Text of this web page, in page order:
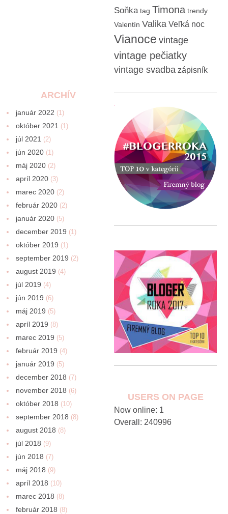
Soňka tag Timona trendy
Valentín Valika Veľká noc
Vianoce vintage
vintage pečiatky
vintage svadba zápisník
ARCHÍV
január 2022 (1)
október 2021 (1)
júl 2021 (2)
jún 2020 (1)
máj 2020 (2)
apríl 2020 (3)
marec 2020 (2)
február 2020 (2)
január 2020 (5)
december 2019 (1)
október 2019 (1)
september 2019 (2)
august 2019 (4)
júl 2019 (4)
jún 2019 (6)
máj 2019 (5)
apríl 2019 (8)
marec 2019 (5)
február 2019 (4)
január 2019 (5)
december 2018 (7)
november 2018 (6)
október 2018 (10)
september 2018 (8)
august 2018 (8)
júl 2018 (9)
jún 2018 (7)
máj 2018 (9)
apríl 2018 (10)
marec 2018 (8)
február 2018 (8)
USERS ON PAGE
Now online: 1
Overall: 240996